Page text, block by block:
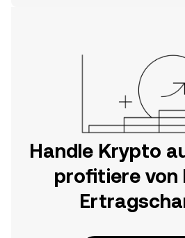
Handle Krypto
profitiere von